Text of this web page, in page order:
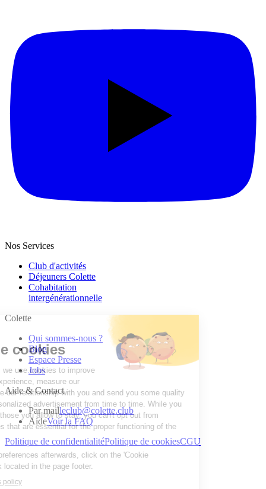
Nos Services
Club d'activités
Déjeuners Colette
Cohabitation
intergénération­nelle
Colette
Qui sommes-nous ?
Blog
Espace Presse
Jobs
Aide & Contact
Par mailleclub@colette.club
AideVoir la FAQ
Politique de confidentialitéPolitique de cookiesCGU